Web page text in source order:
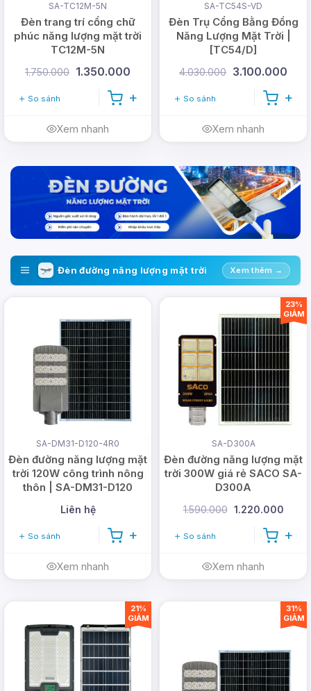
SA-TC12M-5N
Đèn trang trí cổng chữ
phúc năng lượng mặt trời
TC12M-5N
1.750.000 1.350.000
So sánh
Xem nhanh
SA-TC54S-VD
Đèn Trụ Cổng Bằng Đồng
Năng Lượng Mặt Trời |
[TC54/D]
4.030.000 3.100.000
So sánh
Xem nhanh
Đèn đường năng lượng mặt trời Xem thêm →
SA-DM31-D120-4R0
Đèn đường năng lượng mặt
trời 120W công trình nông
thôn | SA-DM31-D120
Liên hệ
So sánh
Xem nhanh
SA-D300A
Đèn đường năng lượng mặt
trời 300W giá rẻ SACO SA-
D300A
1.590.000 1.220.000
So sánh
Xem nhanh
23%
GIẢM
21%
GIẢM
31%
GIẢM